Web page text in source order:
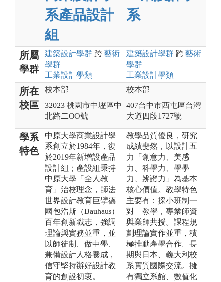
系產品設計
組
系
所屬
學群
建築設計學群 跨 藝術
學群
工業設計學類
建築設計學群 跨 藝術
學群
工業設計學類
所在
校區
校本部
32023 桃園市中壢區中
北路二OO號
校本部
407台中市西屯區台灣
大道四段1727號
學系
特色
中原大學商業設計學
系創立於1984年，復
於2019年新增設產品
設計組；產設組秉持
中原大學「全人教
育」治校理念，師法
世界設計教育巨擘德
國包浩斯（Bauhaus）
百年創新職志，強調
理論與實務並重，並
以師徒制、做中學、
兼備設計人格養成，
信守堅持辦好設計教
育的創設初衷。
教學品質優良，研究
成績斐然，以設計五
力「創意力、美感
力、科學力、學學
力、辨證力」為基本
核心價值。教學特色
主要有：採小班制一
對一教學，專業師資
與業師共授。課程規
劃理論實作並重，積
極推動產學合作。長
期與日本、義大利校
系實質國際交流。擁
有獨立系館、數值化